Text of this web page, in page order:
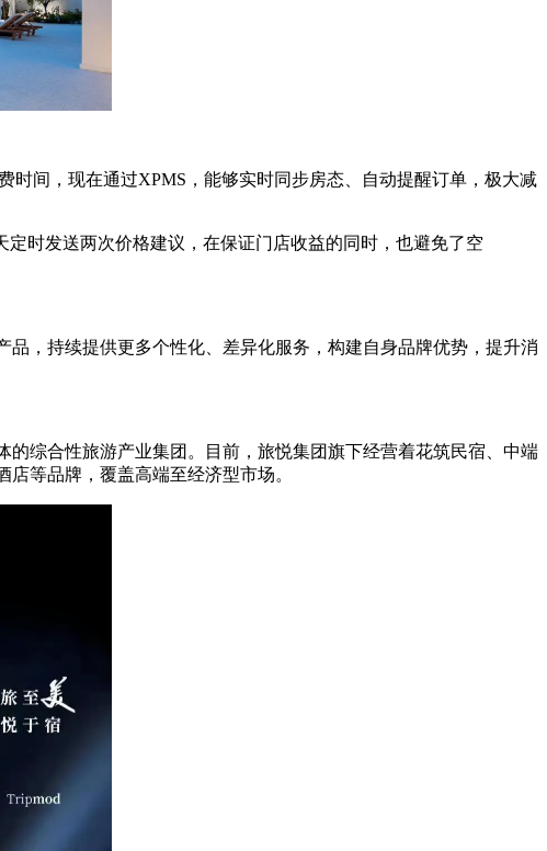
间，现在通过XPMS，能够实时同步房态、自动提醒订单，极大减
时发送两次价格建议，在保证门店收益的同时，也避免了空
，持续提供更多个性化、差异化服务，构建自身品牌优势，提升消
综合性旅游产业集团。目前，旅悦集团旗下经营着花筑民宿、中端
等品牌，覆盖高端至经济型市场。